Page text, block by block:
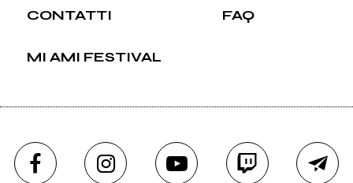
CONTATTI FAQ
MI AMI FESTIVAL